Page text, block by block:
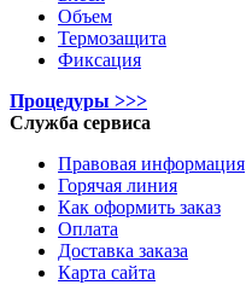
Объем
Термозащита
Фиксация
Процедуры >>>
Служба сервиса
Правовая информация
Горячая линия
Как оформить заказ
Оплата
Доставка заказа
Карта сайта